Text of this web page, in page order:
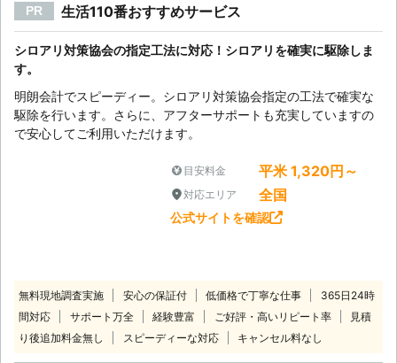
PR 生活110番おすすめサービス
シロアリ対策協会の指定工法に対応！シロアリを確実に駆除しま
す。
明朗会計でスピーディー。シロアリ対策協会指定の工法で確実な
駆除を行います。さらに、アフターサポートも充実していますの
で安心してご利用いただけます。
目安料金 平米 1,320円～
対応エリア 全国
公式サイトを確認
無料現地調査実施 安心の保証付 低価格で丁寧な仕事
365日24時
間対応
サポート万全 経験豊富 ご好評・高いリピート率
見積
り後追加料金無し
スピーディーな対応 キャンセル料なし